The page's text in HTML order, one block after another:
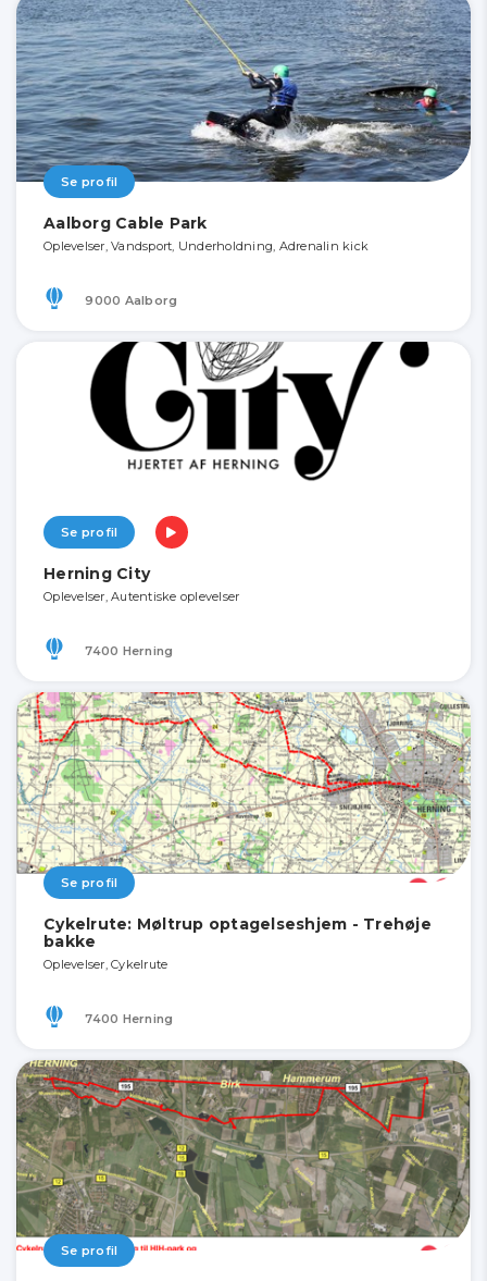
Se profil
Aalborg Cable Park
Oplevelser, Vandsport, Underholdning, Adrenalin kick
9000 Aalborg
Se profil
Herning City
Oplevelser, Autentiske oplevelser
7400 Herning
Se profil
Cykelrute: Møltrup optagelseshjem - Trehøje
bakke
Oplevelser, Cykelrute
7400 Herning
Se profil